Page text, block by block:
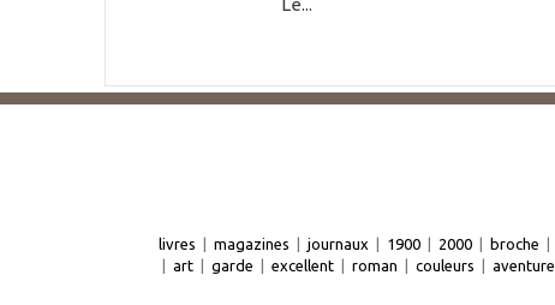
Le...
livres | magazines | journaux | 1900 | 2000 | broche |
| art | garde | excellent | roman | couleurs | aventure